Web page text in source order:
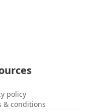
policy
& conditions